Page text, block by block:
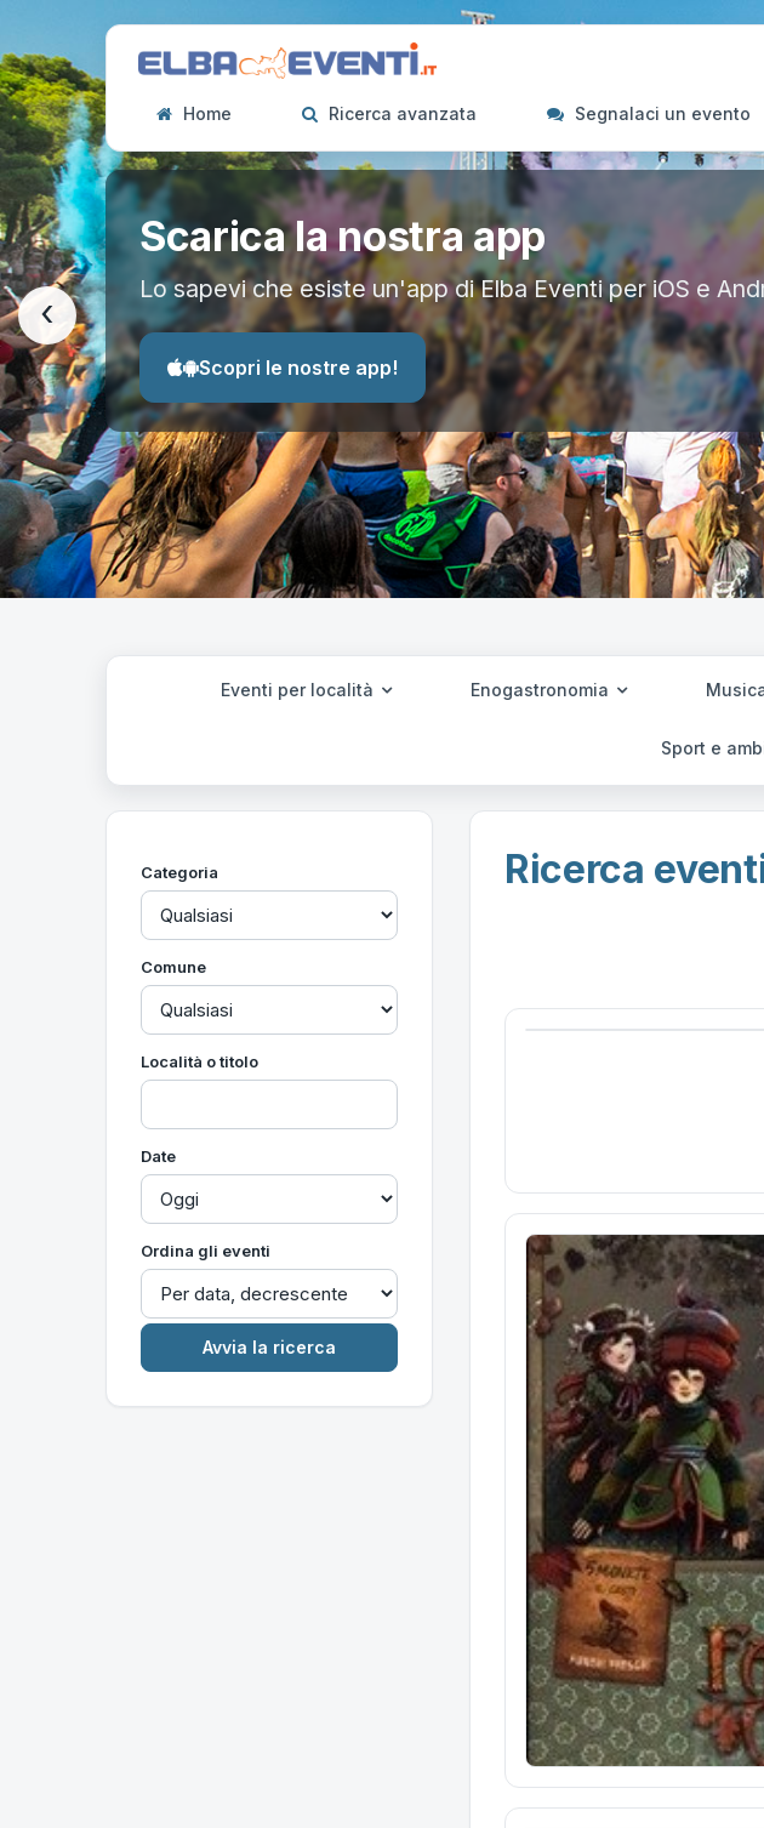
Home Ricerca avanzata Segnalaci un evento
Scarica la nostra app
Lo sapevi che esiste un'app di Elba Eventi per iOS e
Scopri le nostre app!
‹
Eventi per località Enogastronomia
Sport e
Categoria
Comune
Località o titolo
Date
Ordina gli eventi
Ricerca